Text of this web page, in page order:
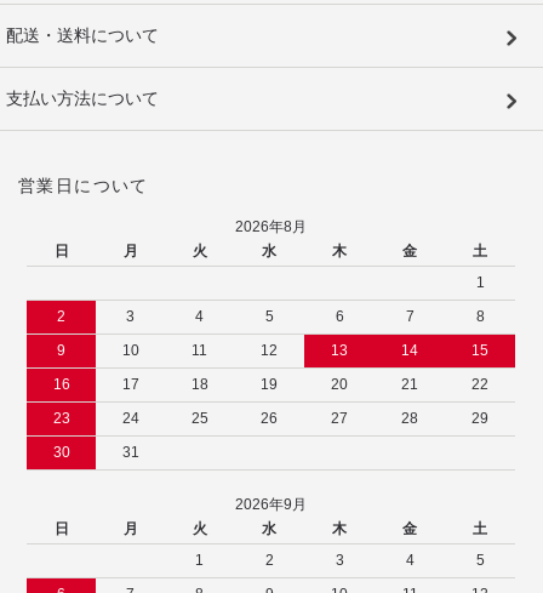
配送・送料について
支払い方法について
営業日について
2026年8月
日
月 火 水 木 金
土
1
2
3 4 5 6 7
8
9
10 11 12 13 14
15
16
17 18 19 20 21
22
23
24 25 26 27 28
29
30
31
2026年9月
日
月 火 水 木 金
土
1
2 3 4
5